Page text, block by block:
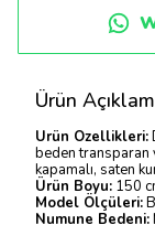
Ürün
Ürün Özellikleri:
beden transparan
kapamalı, saten
Ürün Boyu: 150
Model Ölçüleri:
Numune Bedeni: